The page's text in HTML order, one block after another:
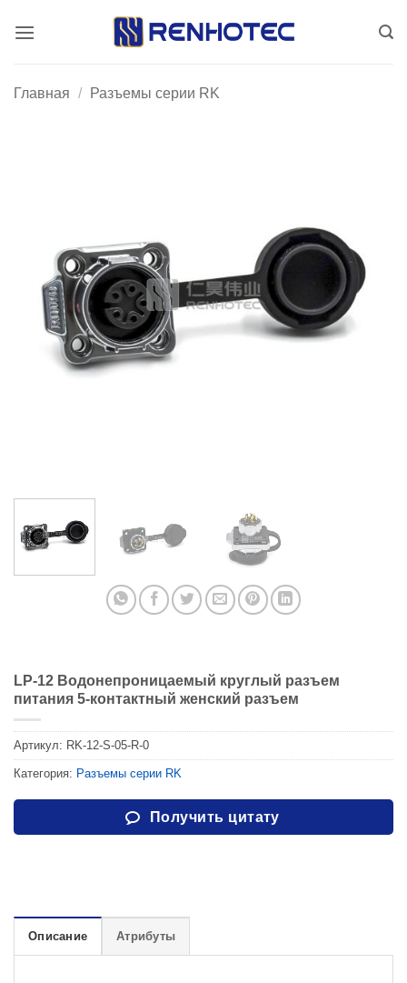
Главная / Разъемы серии RK
LP-12 Водонепроницаемый круглый разъем
питания 5-контактный женский разъем
Артикул: RK-12-S-05-R-0
Категория: Разъемы серии RK
Получить цитату
Описание Атрибуты